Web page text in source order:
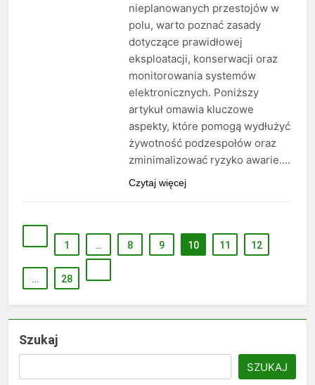
nieplanowanych przestojów w
polu, warto poznać zasady
dotyczące prawidłowej
eksploatacji, konserwacji oraz
monitorowania systemów
elektronicznych. Poniższy
artykuł omawia kluczowe
aspekty, które pomogą wydłużyć
żywotność podzespołów oraz
zminimalizować ryzyko awarie….
Czytaj więcej
1 … 8 9 10 11 12
… 28
Szukaj
SZUKAJ